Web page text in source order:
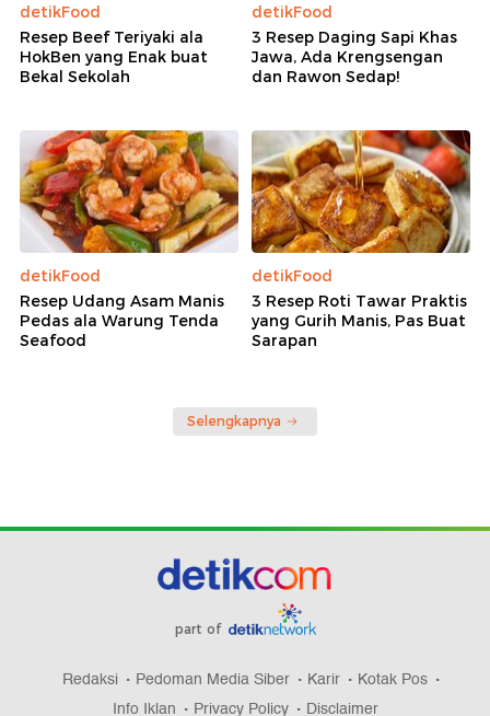
detikFood
Resep Beef Teriyaki ala
HokBen yang Enak buat
Bekal Sekolah
detikFood
3 Resep Daging Sapi Khas
Jawa, Ada Krengsengan
dan Rawon Sedap!
detikFood
Resep Udang Asam Manis
Pedas ala Warung Tenda
Seafood
detikFood
3 Resep Roti Tawar Praktis
yang Gurih Manis, Pas Buat
Sarapan
Selengkapnya
part of
Redaksi Pedoman Media Siber Karir
Kotak Pos
Info Iklan
Privacy Policy Disclaimer